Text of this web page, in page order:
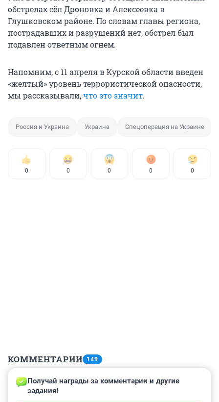
обстрелах сёл Дроновка и Алексеевка в
Глушковском районе. По словам главы региона,
пострадавших и разрушений нет, обстрел был
подавлен ответным огнем.
Напомним, с 11 апреля в Курской области введен
«желтый» уровень террористической опасности,
мы рассказывали,что это значит.
Россия и Украина Украина Спецоперация на Украине
0 0 0 0 0
КОММЕНТАРИИ 149
Гость
26 мая 2022, 13:32
Получай награды за комментарии и другие
задания!